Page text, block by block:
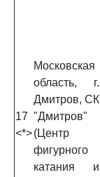
17
<*>
Московская
область, г.
Дмитров, СК
"Дмитров"
(Центр
фигурного
катания и